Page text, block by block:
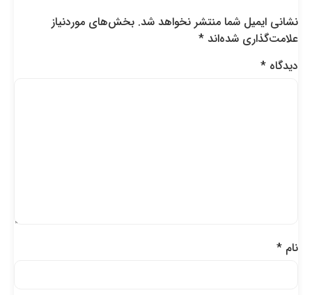
نشانی ایمیل شما منتشر نخواهد شد. بخش‌های موردنیاز
علامت‌گذاری شده‌اند*
دیدگاه*
نام*